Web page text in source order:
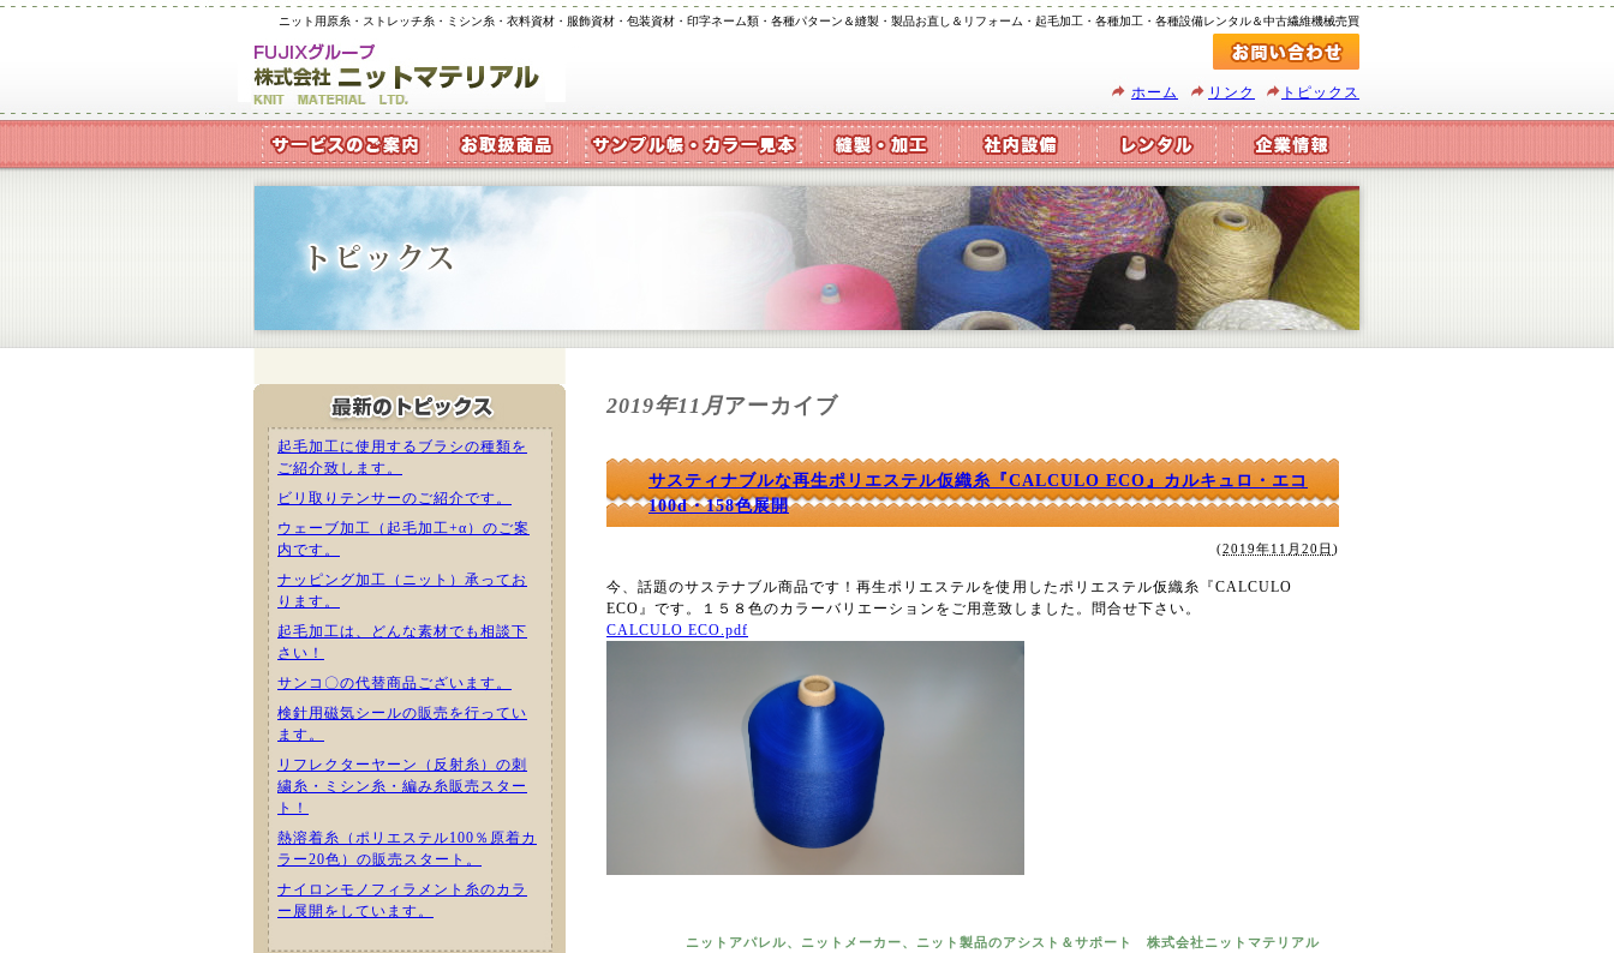
ニット用原糸・ストレッチ糸・ミシン糸・衣料資材・服飾資材・包装資材・印字ネーム類・各種パターン＆縫製・製品お直し＆リフォーム・起毛加工・各種加工・各種設備レンタル＆中古繊維機械売買
ホーム リンク トピックス
起毛加工に使用するブラシの種類を
ご紹介致します。
ビリ取りテンサーのご紹介です。
ウェーブ加工（起毛加工+α）のご案
内です。
ナッピング加工（ニット）承ってお
ります。
起毛加工は、どんな素材でも相談下
さい！
サンコ〇の代替商品ございます。
検針用磁気シールの販売を行ってい
ます。
リフレクターヤーン（反射糸）の刺
繍糸・ミシン糸・編み糸販売スター
ト！
熱溶着糸（ポリエステル100％原着カ
ラー20色）の販売スタート。
ナイロンモノフィラメント糸のカラ
ー展開をしています。
2019年11月アーカイブ
サスティナブルな再生ポリエステル仮織糸『CALCULO ECO』カルキュロ・エコ
100d・158色展開
(2019年11月20日 )
今、話題のサステナブル商品です！再生ポリエステルを使用したポリエステル仮織糸『CALCULO
ECO』です。１５８色のカラーバリエーションをご用意致しました。問合せ下さい。
CALCULO ECO.pdf
ニットアパレル、ニットメーカー、ニット製品のアシスト＆サポート 株式会社ニットマテリアル